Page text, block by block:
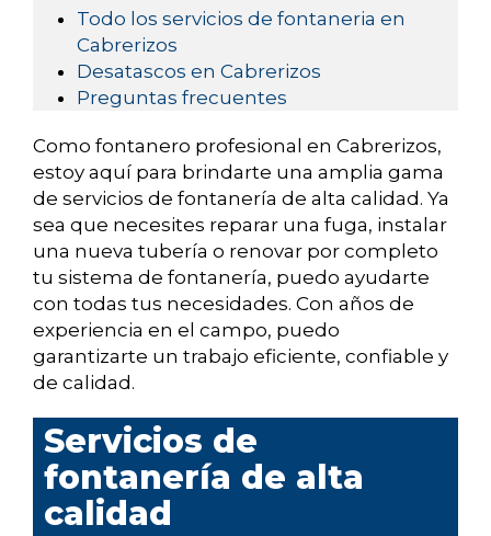
Todo los servicios de fontaneria en
Cabrerizos
Desatascos en Cabrerizos
Preguntas frecuentes
Como fontanero profesional en Cabrerizos,
estoy aquí para brindarte una amplia gama
de servicios de fontanería de alta calidad. Ya
sea que necesites reparar una fuga, instalar
una nueva tubería o renovar por completo
tu sistema de fontanería, puedo ayudarte
con todas tus necesidades. Con años de
experiencia en el campo, puedo
garantizarte un trabajo eficiente, confiable y
de calidad.
Servicios de
fontanería de alta
calidad